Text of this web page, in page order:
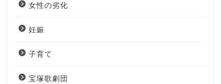
女性の劣化
妊娠
子育て
宝塚歌劇団